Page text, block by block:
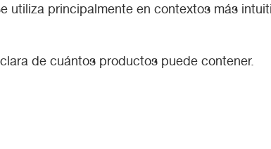
utiliza principalmente en contextos más
de cuántos productos puede contener.